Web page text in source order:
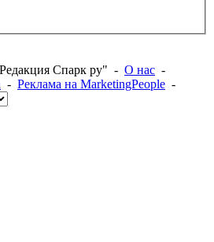
Спарк ру" - О нас -
- Реклама на MarketingPeople -